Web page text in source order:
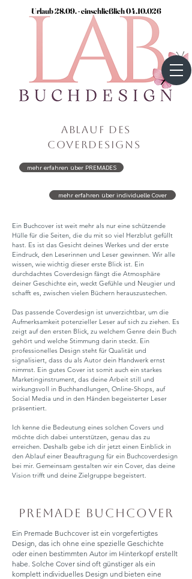
Urlaub 28.09. - einschließlich04.10.026
Ablauf des
Coverdesigns
mehr erfahren über PREMADES
mehr erfahren über individuelle Cover
Ein Buchcover ist weit mehr als nur eine schützende
Hülle für die Seiten, die du mit so viel Herzblut gefüllt
hast. Es ist das Gesicht deines Werkes und der erste
Eindruck, den Leserinnen und Leser gewinnen. Wir alle
wissen, wie wichtig dieser erste Blick ist. Ein
durchdachtes Coverdesign fängt die Atmosphäre
deiner Geschichte ein, weckt Gefühle und Neugier und
schafft es, zwischen vielen Büchern herauszustechen.
Das passende Coverdesign ist unverzichtbar, um die
Aufmerksamkeit potenzieller Leser auf sich zu ziehen. Es
zeigt auf den ersten Blick, zu welchem Genre dein Buch
gehört und welche Stimmung darin steckt. Ein
professionelles Design steht für Qualität und
signalisiert, dass du als Autor dein Handwerk ernst
nimmst. Ein gutes Cover ist somit auch ein starkes
Marketinginstrument, das deine Arbeit still und
wirkungsvoll in Buchhandlungen, Online-Shops, auf
Social Media und in den Händen begeisterter Leser
präsentiert.
Ich kenne die Bedeutung eines solchen Covers und
möchte dich dabei unterstützen, genau das zu
erreichen. Deshalb gebe ich dir jetzt einen Einblick in
den Ablauf einer Beauftragung für ein Buchcoverdesign
bei mir. Gemeinsam gestalten wir ein Cover, das deine
Vision trifft und deine Zielgruppe begeistert.
Premade Buchcover
Ein Premade Buchcover ist ein vorgefertigtes
Design, das ich ohne eine spezielle Geschichte
oder einen bestimmten Autor im Hinterkopf erstellt
habe. Solche Cover sind oft günstiger als ein
komplett individuelles Design und bieten eine